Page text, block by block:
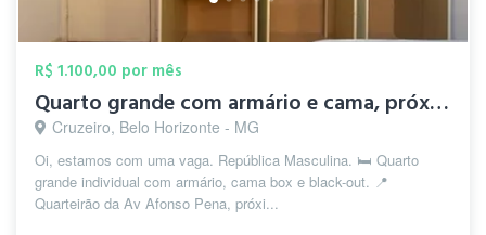
R$ 1.100,00 por mês
Quarto grande com armário e cama, próxim...
Cruzeiro, Belo Horizonte - MG
Oi, estamos com uma vaga. República Masculina. 🛏️ Quarto
grande individual com armário, cama box e black-out. 📍
Quarteirão da Av Afonso Pena, próxi...